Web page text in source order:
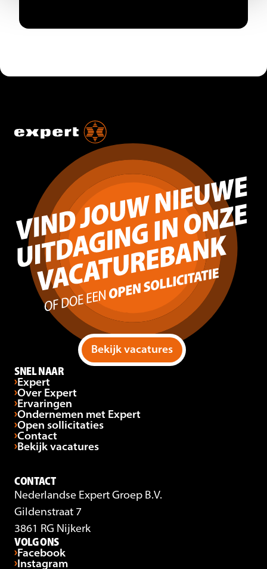
CONTACT
Nederlandse Expert Groep B.V.
Gildenstraat 7
3861 RG Nijkerk
VOLG ONS
Facebook
Instagram
SNEL NAAR
Expert
Over Expert
Ervaringen
Ondernemen met Expert
Open sollicitaties
Contact
Bekijk vacatures
Bekijk vacatures